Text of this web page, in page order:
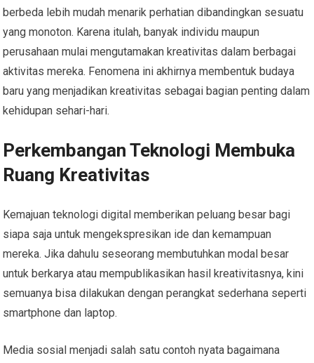
berbeda lebih mudah menarik perhatian dibandingkan sesuatu
yang monoton. Karena itulah, banyak individu maupun
perusahaan mulai mengutamakan kreativitas dalam berbagai
aktivitas mereka. Fenomena ini akhirnya membentuk budaya
baru yang menjadikan kreativitas sebagai bagian penting dalam
kehidupan sehari-hari.
Perkembangan Teknologi Membuka
Ruang Kreativitas
Kemajuan teknologi digital memberikan peluang besar bagi
siapa saja untuk mengekspresikan ide dan kemampuan
mereka. Jika dahulu seseorang membutuhkan modal besar
untuk berkarya atau mempublikasikan hasil kreativitasnya, kini
semuanya bisa dilakukan dengan perangkat sederhana seperti
smartphone dan laptop.
Media sosial menjadi salah satu contoh nyata bagaimana